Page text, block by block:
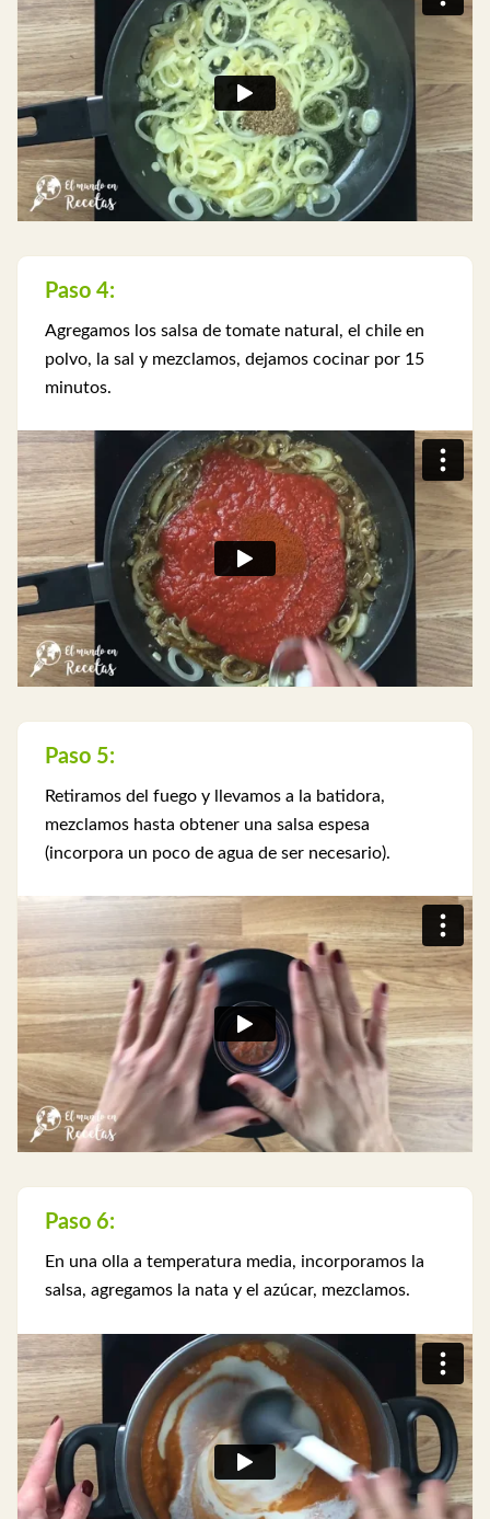
Paso 4:
Agregamos los salsa de tomate natural, el chile en
polvo, la sal y mezclamos, dejamos cocinar por 15
minutos.
Paso 5:
Retiramos del fuego y llevamos a la batidora,
mezclamos hasta obtener una salsa espesa
(incorpora un poco de agua de ser necesario).
Paso 6:
En una olla a temperatura media, incorporamos la
salsa, agregamos la nata y el azúcar, mezclamos.